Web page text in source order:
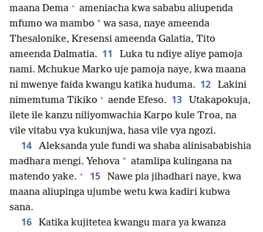
maana Dema + ameniacha kwa sababu aliupenda
mfumo wa mambo * wa sasa, naye ameenda
Thesalonike, Kresensi ameenda Galatia, Tito
ameenda Dalmatia. 11
Luka tu ndiye aliye pamoja
nami. Mchukue Marko uje pamoja naye, kwa maana
ni mwenye faida kwangu katika huduma. 12
Lakini
nimemtuma Tikiko + aende Efeso. 13
Utakapokuja,
ilete ile kanzu niliyomwachia Karpo kule Troa, na
vile vitabu vya kukunjwa, hasa vile vya ngozi.
14
Aleksanda yule fundi wa shaba alinisababishia
madhara mengi. Yehova * atamlipa kulingana na
matendo yake. + 15
Nawe pia jihadhari naye, kwa
maana aliupinga ujumbe wetu kwa kadiri kubwa
sana.
16
Katika kujitetea kwangu mara ya kwanza